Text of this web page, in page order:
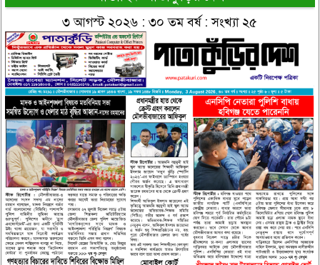
৩ আগস্ট ২০২৬ : ৩০ তম বর্ষ : সংখ্যা ২৫